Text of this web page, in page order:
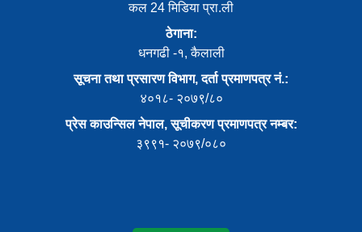
कल 24 मिडिया प्रा.ली
ठेगाना:
धनगढी -१, कैलाली
सूचना तथा प्रसारण विभाग, दर्ता प्रमाणपत्र नं.:
४०१८- २०७९/८०
प्रेस काउन्सिल नेपाल, सूचीकरण प्रमाणपत्र नम्बर:
३९९१- २०७९/०८०